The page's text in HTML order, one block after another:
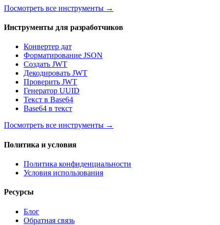
Посмотреть все инструменты →
Инструменты для разработчиков
Конвертер дат
Форматирование JSON
Создать JWT
Декодировать JWT
Проверить JWT
Генератор UUID
Текст в Base64
Base64 в текст
Посмотреть все инструменты →
Политика и условия
Политика конфиденциальности
Условия использования
Ресурсы
Блог
Обратная связь